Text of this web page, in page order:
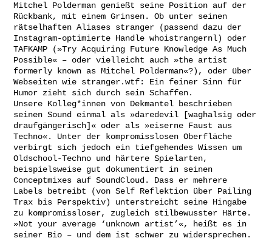
Mitchel Polderman genießt seine Position auf der
Rückbank, mit einem Grinsen. Ob unter seinen
rätselhaften Aliases stranger (passend dazu der
Instagram-optimierte Handle whoistrangernl) oder
TAFKAMP (»Try Acquiring Future Knowledge As Much
Possible« – oder vielleicht auch »the artist
formerly known as Mitchel Polderman«?), oder über
Webseiten wie stranger.wtf: Ein feiner Sinn für
Humor zieht sich durch sein Schaffen.
Unsere Kolleg*innen von Dekmantel beschrieben
seinen Sound einmal als »daredevil [waghalsig oder
draufgängerisch]« oder als »eiserne Faust aus
Techno«. Unter der kompromisslosen Oberfläche
verbirgt sich jedoch ein tiefgehendes Wissen um
Oldschool-Techno und härtere Spielarten,
beispielsweise gut dokumentiert in seinen
Conceptmixes auf SoundCloud. Dass er mehrere
Labels betreibt (von Self Reflektion über Pailing
Trax bis Perspektiv) unterstreicht seine Hingabe
zu kompromissloser, zugleich stilbewusster Härte.
»Not your average ‘unknown artist’«, heißt es in
seiner Bio – und dem ist schwer zu widersprechen.